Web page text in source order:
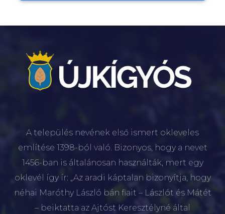
A település nevének első ismert okleveles
említése 1398-ból való. Bizonyos, hogy a nevet
1456-ban is általánosan használták, mert egy
oklevél így ír: „Az aradi káptalan bizonyítja, hogy
néhai Maróthy László bán fiait – Lászlót és Mátét
– beiktatta az Ajtóst Keresztélyné által